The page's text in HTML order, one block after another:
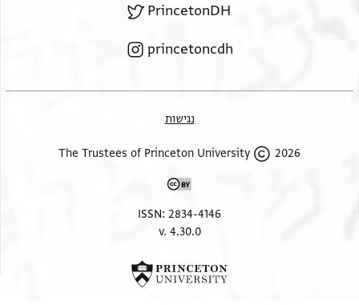
ואלאפתקאדה א
פי כל אלאוקאת פאללה [תעלה] יגעלה מק . . ועלא פעל
אעתקד מן שריעה משה עה . . . . אלסבת הדה כנת שאכר
בעץ תפצלהא דון אלאיאם ומא פצלהא
Left margin, perpendicular lines.
PrincetonDH
princetoncdh
נגישות
2026 The Trustees of Princeton University
ISSN: 2834-4146
v. 4.30.0